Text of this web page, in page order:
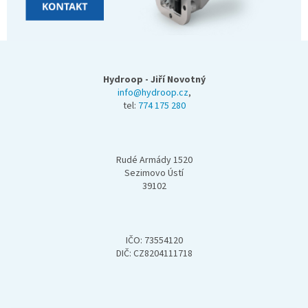
Hydroop - Jiří Novotný
info@hydroop.cz,
tel: 774 175 280
Rudé Armády 1520
Sezimovo Ústí
39102
IČO: 73554120
DIČ: CZ8204111718